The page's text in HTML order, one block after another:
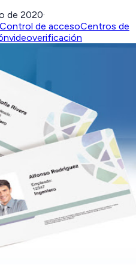
de 2020·
Control de accesoCentros de
videoverificación